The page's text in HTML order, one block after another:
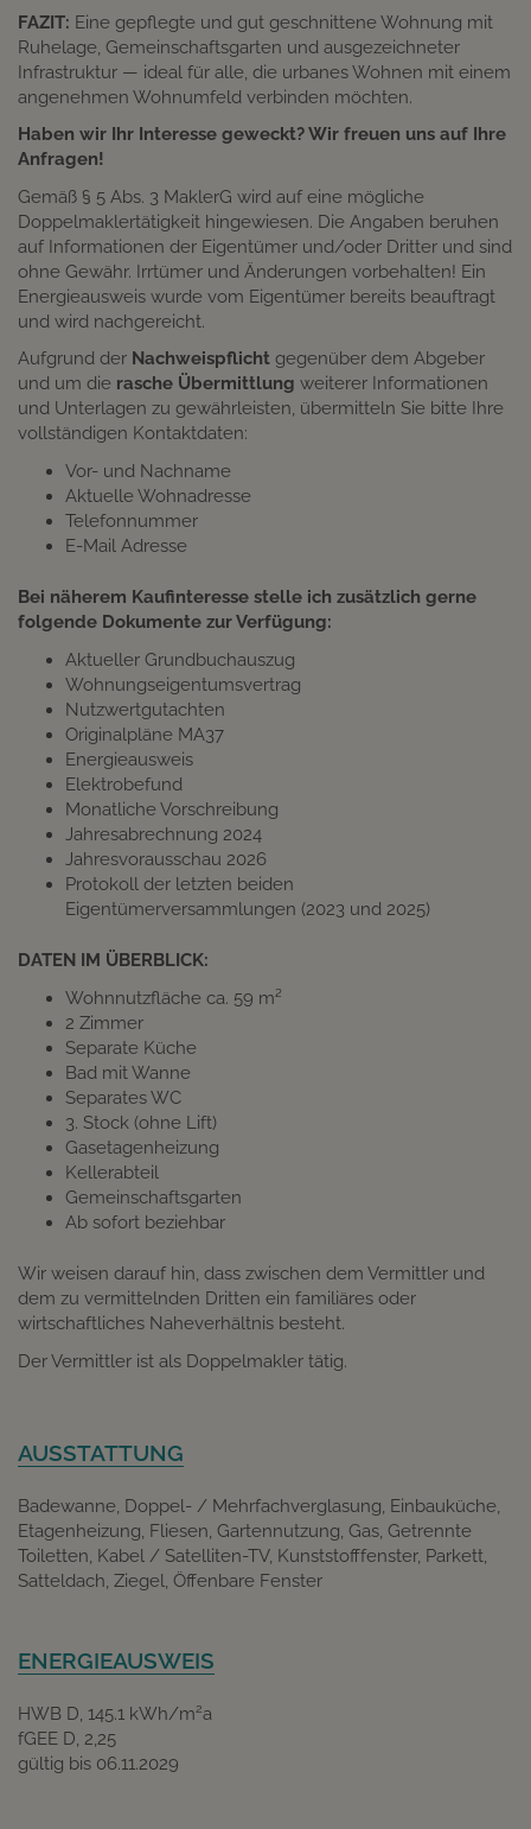
FAZIT: Eine gepflegte und gut geschnittene Wohnung mit
Ruhelage, Gemeinschaftsgarten und ausgezeichneter
Infrastruktur — ideal für alle, die urbanes Wohnen mit einem
angenehmen Wohnumfeld verbinden möchten.
Haben wir Ihr Interesse geweckt? Wir freuen uns auf Ihre
Anfragen!
Gemäß § 5 Abs. 3 MaklerG wird auf eine mögliche
Doppelmaklertätigkeit hingewiesen. Die Angaben beruhen
auf Informationen der Eigentümer und/oder Dritter und sind
ohne Gewähr. Irrtümer und Änderungen vorbehalten! Ein
Energieausweis wurde vom Eigentümer bereits beauftragt
und wird nachgereicht.
Aufgrund der Nachweispflicht gegenüber dem Abgeber
und um die rasche Übermittlung weiterer Informationen
und Unterlagen zu gewährleisten, übermitteln Sie bitte Ihre
vollständigen Kontaktdaten:
Vor- und Nachname
Aktuelle Wohnadresse
Telefonnummer
E-Mail Adresse
Bei näherem Kaufinteresse stelle ich zusätzlich gerne
folgende Dokumente zur Verfügung:
Aktueller Grundbuchauszug
Wohnungseigentumsvertrag
Nutzwertgutachten
Originalpläne MA37
Energieausweis
Elektrobefund
Monatliche Vorschreibung
Jahresabrechnung 2024
Jahresvorausschau 2026
Protokoll der letzten beiden
Eigentümerversammlungen (2023 und 2025)
DATEN IM ÜBERBLICK:
Wohnnutzfläche ca. 59 m²
2 Zimmer
Separate Küche
Bad mit Wanne
Separates WC
3. Stock (ohne Lift)
Gasetagenheizung
Kellerabteil
Gemeinschaftsgarten
Ab sofort beziehbar
Wir weisen darauf hin, dass zwischen dem Vermittler und
dem zu vermittelnden Dritten ein familiäres oder
wirtschaftliches Naheverhältnis besteht.
Der Vermittler ist als Doppelmakler tätig.
AUSSTATTUNG
Badewanne Doppel- / Mehrfachverglasung Einbauküche
Etagenheizung Fliesen Gartennutzung Gas Getrennte
Toiletten Kabel / Satelliten-TV Kunststofffenster Parkett
Satteldach Ziegel Öffenbare Fenster
ENERGIEAUSWEIS
HWB D, 145.1 kWh/m2a
fGEE D, 2,25
gültig bis 06.11.2029